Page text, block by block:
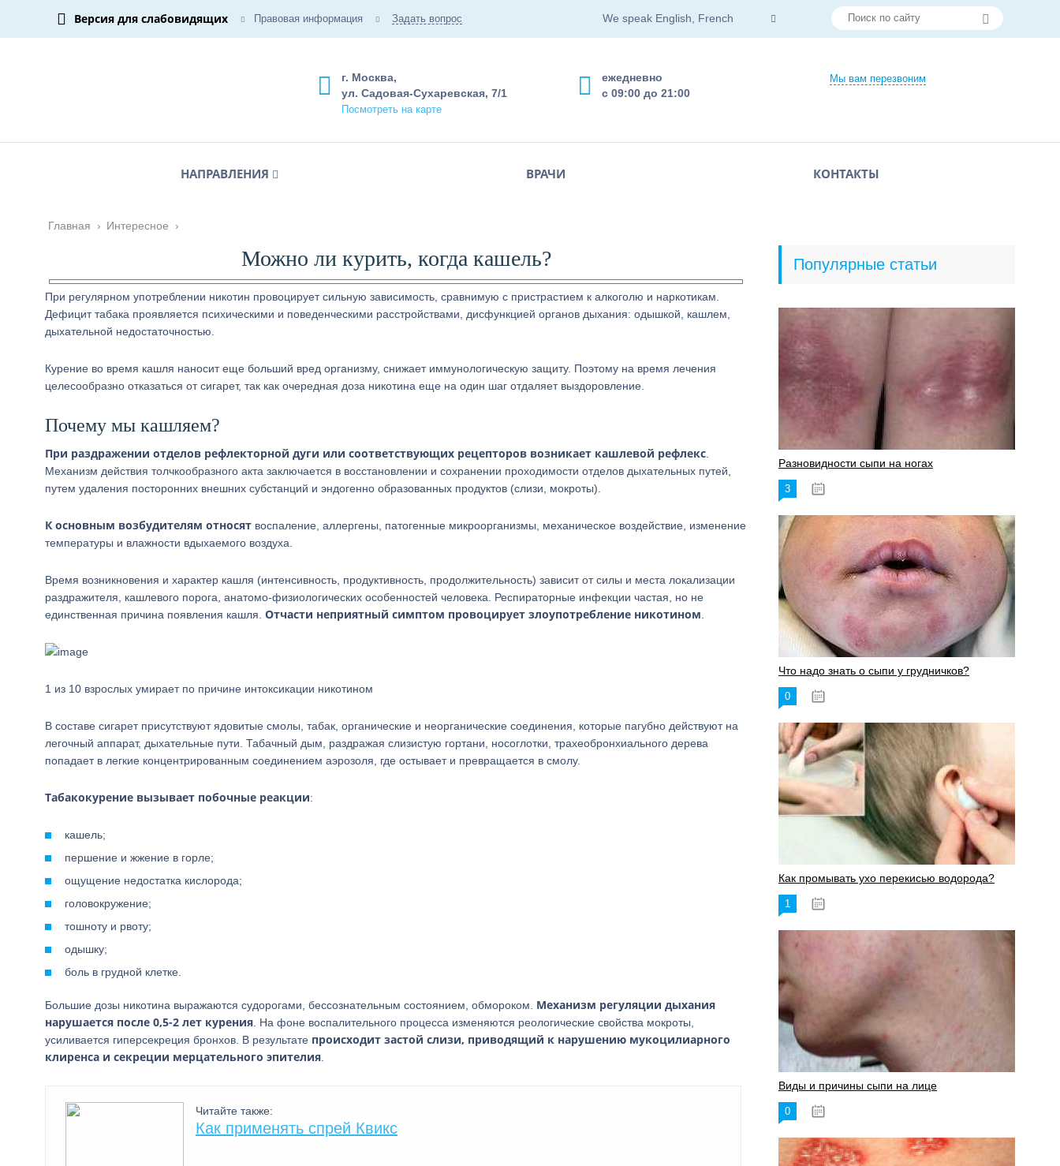
Версия для слабовидящих Правовая информация Задать вопрос We speak English, French
Мы вам перезвоним
ежедневно
с 09:00 до 21:00
г. Москва,
ул. Садовая-Сухаревская, 7/1
Посмотреть на карте
НАПРАВЛЕНИЯ ВРАЧИ КОНТАКТЫ
Главная › Интересное ›
Можно ли курить, когда кашель?
При регулярном употреблении никотин провоцирует сильную зависимость, сравнимую с пристрастием к алкоголю и наркотикам.
Дефицит табака проявляется психическими и поведенческими расстройствами, дисфункцией органов дыхания: одышкой, кашлем,
дыхательной недостаточностью.
Курение во время кашля наносит еще больший вред организму, снижает иммунологическую защиту. Поэтому на время лечения
целесообразно отказаться от сигарет, так как очередная доза никотина еще на один шаг отдаляет выздоровление.
Почему мы кашляем?
При раздражении отделов рефлекторной дуги или соответствующих рецепторов возникает кашлевой рефлекс
Механизм действия толчкообразного акта заключается в восстановлении и сохранении проходимости отделов дыхательных путей,
путем удаления посторонних внешних субстанций и эндогенно образованных продуктов (слизи, мокроты).
К основным возбудителям относят воспаление, аллергены, патогенные микроорганизмы, механическое воздействие, изменение
температуры и влажности вдыхаемого воздуха.
Время возникновения и характер кашля (интенсивность, продуктивность, продолжительность) зависит от силы и места локализации
раздражителя, кашлевого порога, анатомо-физиологических особенностей человека. Респираторные инфекции частая, но не
единственная причина появления кашля. Отчасти неприятный симптом провоцирует злоупотребление никотином
1 из 10 взрослых умирает по причине интоксикации никотином
В составе сигарет присутствуют ядовитые смолы, табак, органические и неорганические соединения, которые пагубно действуют на
легочный аппарат, дыхательные пути. Табачный дым, раздражая слизистую гортани, носоглотки, трахеобронхиального дерева
попадает в легкие концентрированным соединением аэрозоля, где остывает и превращается в смолу.
Табакокурение вызывает побочные реакции:
кашель;
першение и жжение в горле;
ощущение недостатка кислорода;
головокружение;
тошноту и рвоту;
одышку;
боль в грудной клетке.
Большие дозы никотина выражаются судорогами, бессознательным состоянием, обмороком. Механизм регуляции дыхания
нарушается после 0,5-2 лет курения . На фоне воспалительного процесса изменяются реологические свойства мокроты,
усиливается гиперсекреция бронхов. В результате происходит застой слизи, приводящий к нарушению мукоцилиарного
клиренса и секреции мерцательного эпителия
Читайте также:
Как применять спрей Квикс
Популярные статьи
Разновидности сыпи на ногах
3
Что надо знать о сыпи у грудничков?
0
Как промывать ухо перекисью водорода?
1
Виды и причины сыпи на лице
0